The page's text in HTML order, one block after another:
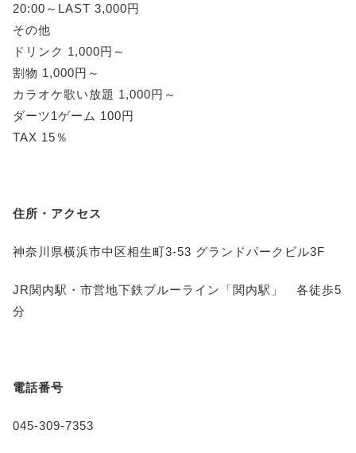
20:00～LAST 3,000円
その他
ドリンク 1,000円～
割物 1,000円～
カラオケ歌い放題 1,000円～
ダーツ1ゲーム 100円
TAX 15％
住所・アクセス
神奈川県横浜市中区相生町3-53 グランドパークビル3F
JR関内駅・市営地下鉄ブルーライン「関内駅」 各徒歩5
分
電話番号
045-309-7353